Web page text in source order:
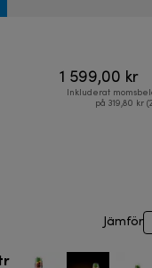
1 599,00 kr
Inkluderat
på 319,80 kr
Jämför